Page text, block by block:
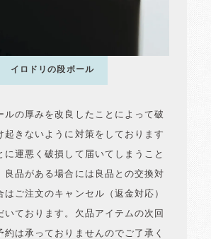
イロドリの段ボール
ルの厚みを改良したことによって破
起きないように対策をしております
に運悪く破損して届いてしまうこと
良品がある場合には良品との交換対
はご注文のキャンセル（返金対応）
いております。欠品アイテムの次回
約は承っておりませんのでご了承く